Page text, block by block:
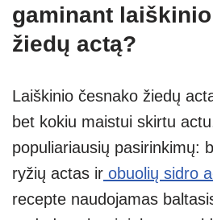
gaminant
žiedų actą?
Laiškinio česnako žiedų
bet kokiu maistui skirtu
populiariausių pasirinkimų:
ryžių actas ir obuolių sidro
recepte naudojamas